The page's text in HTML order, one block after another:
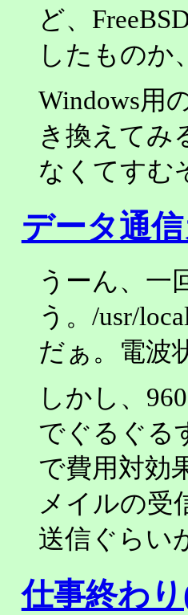
ど、
したものか
Windows用
き換えてみ
なくてすむ
データ通
うーん、一
う。/usr/
だぁ。電波
しかし、
でぐるぐる
で費用対効
メイルの受
送信ぐらい
仕事終わり